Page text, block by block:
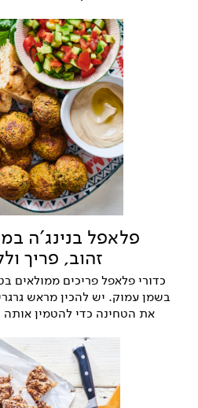
פלאפל בנינג'ה
זהוב, פריך
כדורי פלאפל פריכים ממולאים
בשמן עמוק. יש להכין מראש
את הטחינה כדי להטמין אותה